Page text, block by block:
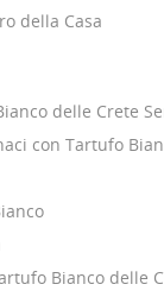
della Casa
delle Crete
con Tartufo
Bianco delle